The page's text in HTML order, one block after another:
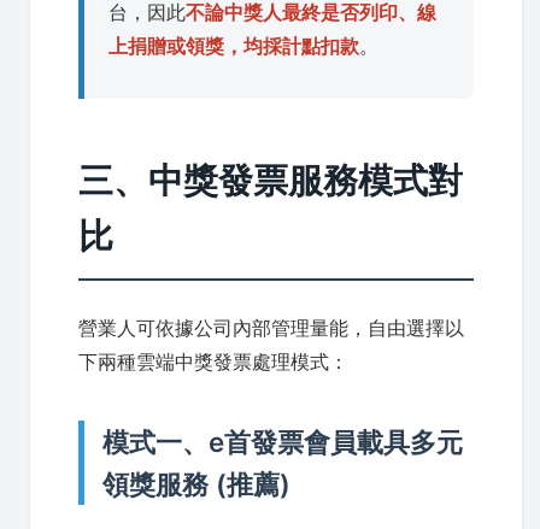
台，因此不論中獎人最終是否列印、線
上捐贈或領獎，均採計點扣款。
三、中獎發票服務模式對
比
營業人可依據公司內部管理量能，自由選擇以
下兩種雲端中獎發票處理模式：
模式一、e首發票會員載具多元
領獎服務 (推薦)